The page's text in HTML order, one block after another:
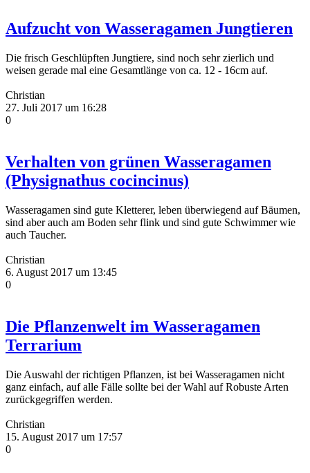
Aufzucht von Wasseragamen Jungtieren
Die frisch Geschlüpften Jungtiere, sind noch sehr zierlich und
weisen gerade mal eine Gesamtlänge von ca. 12 - 16cm auf.
Christian
27. Juli 2017 um 16:28
0
Verhalten von grünen Wasseragamen
(Physignathus cocincinus)
Wasseragamen sind gute Kletterer, leben überwiegend auf Bäumen,
sind aber auch am Boden sehr flink und sind gute Schwimmer wie
auch Taucher.
Christian
6. August 2017 um 13:45
0
Die Pflanzenwelt im Wasseragamen
Terrarium
Die Auswahl der richtigen Pflanzen, ist bei Wasseragamen nicht
ganz einfach, auf alle Fälle sollte bei der Wahl auf Robuste Arten
zurückgegriffen werden.
Christian
15. August 2017 um 17:57
0